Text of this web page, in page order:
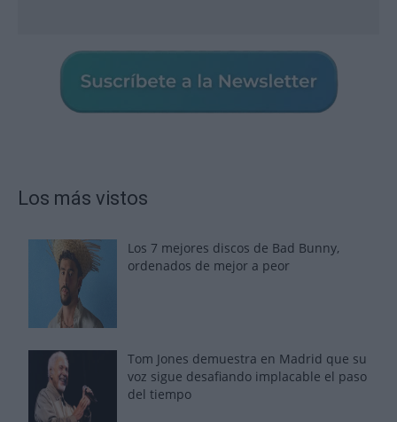
Los más vistos
Los 7 mejores discos de Bad Bunny,
ordenados de mejor a peor
Tom Jones demuestra en Madrid que su
voz sigue desafiando implacable el paso
del tiempo